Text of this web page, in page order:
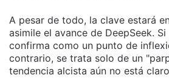
A pesar de todo, la clave estará
asimile el avance de DeepSeek.
confirma como un punto de
contrario, se trata solo de un
tendencia alcista aún no está